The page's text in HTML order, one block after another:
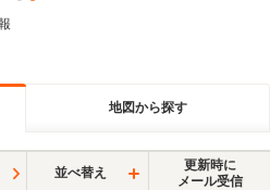
地図から探す
並べ替え
更新時に
メール受信